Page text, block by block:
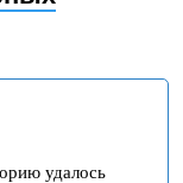
удалось